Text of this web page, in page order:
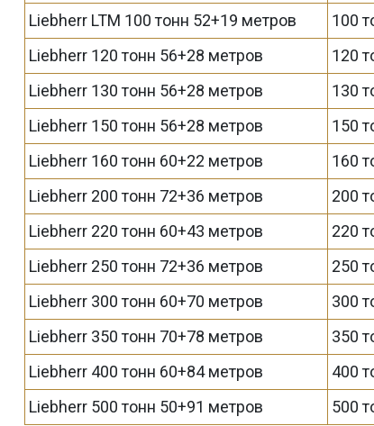
Liebherr LTM 100 тонн 52+19 метров
100
Liebherr 120 тонн 56+28 метров
120
Liebherr 130 тонн 56+28 метров
130
Liebherr 150 тонн 56+28 метров
150
Liebherr 160 тонн 60+22 метров
160
Liebherr 200 тонн 72+36 метров
200
Liebherr 220 тонн 60+43 метров
220
Liebherr 250 тонн 72+36 метров
250
Liebherr 300 тонн 60+70 метров
300
Liebherr 350 тонн 70+78 метров
350
Liebherr 400 тонн 60+84 метров
400
Liebherr 500 тонн 50+91 метров
500